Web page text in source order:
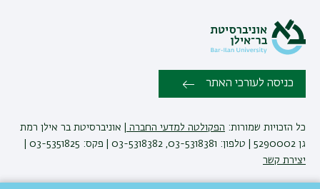
כניסה לעורכי האתר
כל הזכויות שמורות: הפקולטה למדעי החברה
| אוניברסיטת בר אילן רמת
גן 5290002 | טלפון: 03-5318381, 03-5318382 | פקס: 03-5351825 |
יצירת קשר